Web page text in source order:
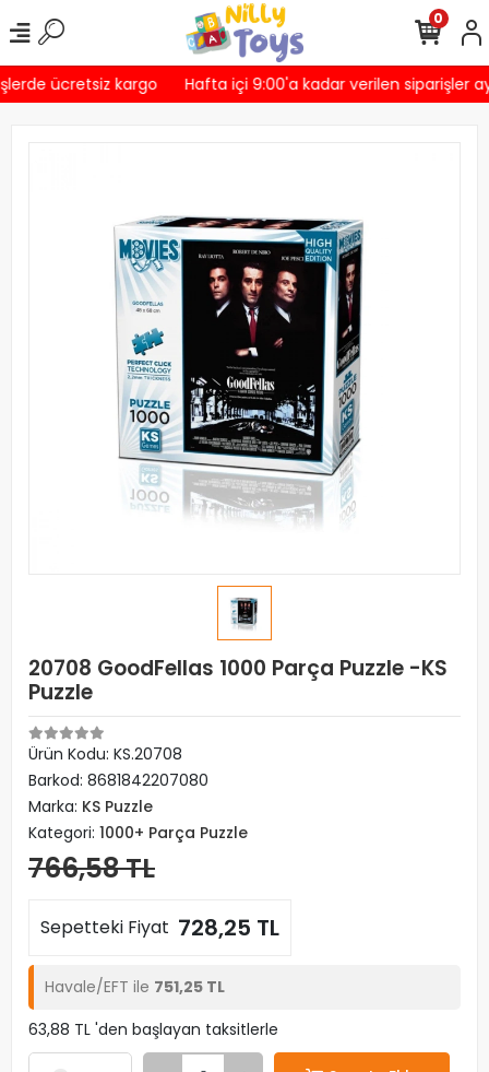
ücretsiz kargo Hafta içi 9:00'a kadar verilen siparişler
0
20708 GoodFellas 1000 Parça Puzzle -KS
Puzzle
Ürün Kodu: KS.20708
Barkod: 8681842207080
Marka: KS Puzzle
Kategori: 1000+ Parça Puzzle
766,58 TL
Sepetteki Fiyat 728,25 TL
Havale/EFT ile 751,25 TL
63,88 TL 'den başlayan taksitlerle